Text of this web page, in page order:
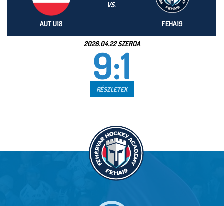
AUT U18
VS.
FEHA19
2026.04.22 SZERDA
9:1
RÉSZLETEK